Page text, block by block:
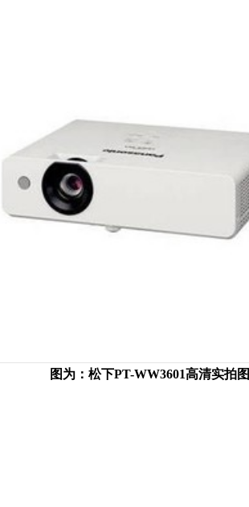
图为：松下PT-WW3601高清实拍图